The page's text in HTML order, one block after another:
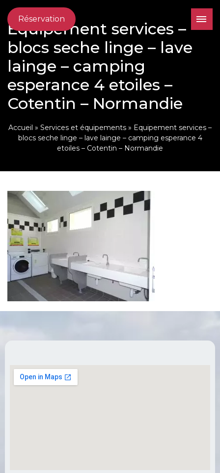
Réservation
Equipement services –
blocs seche linge – lave
lainge – camping
esperance 4 etoiles –
Cotentin – Normandie
Accueil » Services et équipements » Equipement services –
blocs seche linge – lave lainge – camping esperance 4
etoiles – Cotentin – Normandie